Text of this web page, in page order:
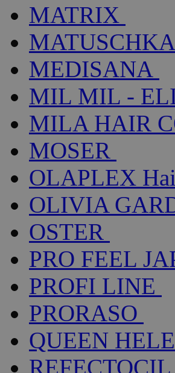
MATRIX
MATUSCHKA
MEDISANA
MIL MIL -
MILA HAIR
MOSER
OLAPLEX
OLIVIA
OSTER
PRO FEEL
PROFI LINE
PRORASO
QUEEN
REFECTOCIL